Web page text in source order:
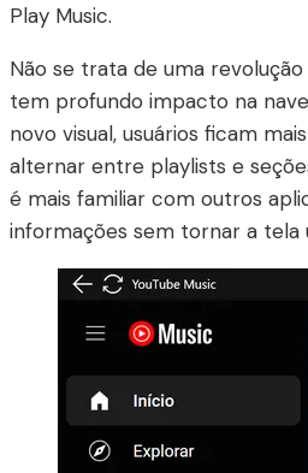
Play Music.
Não se trata de uma
tem profundo impacto na
novo visual, usuários ficam
alternar entre playlists e
é mais familiar com outros
informações sem tornar a tela